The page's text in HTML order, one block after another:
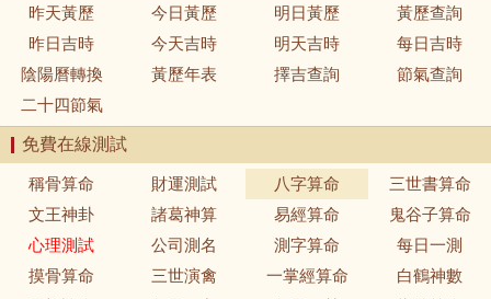
昨天黃歷 今日黃歷 明日黃歷
黃歷查詢
昨日吉時
今天吉時 明天吉時
每日吉時
陰陽曆轉換
黃歷年表 擇吉查詢
節氣查詢
二十四節氣
免費在線測試
稱骨算命 財運測試 八字算命
三世書算命
文王神卦
諸葛神算 易經算命
鬼谷子算命
心理測試
公司測名 測字算命
每日一測
摸骨算命
三世演禽 一掌經算命
白鶴神數